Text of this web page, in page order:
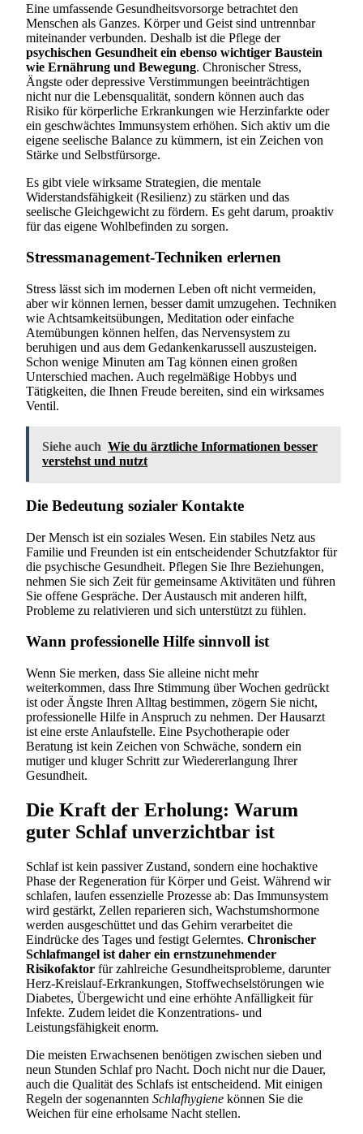
Eine umfassende Gesundheitsvorsorge betrachtet den
Menschen als Ganzes. Körper und Geist sind untrennbar
miteinander verbunden. Deshalb ist die Pflege der
psychischen Gesundheit ein ebenso wichtiger Baustein
wie Ernährung und Bewegung. Chronischer Stress,
Ängste oder depressive Verstimmungen beeinträchtigen
nicht nur die Lebensqualität, sondern können auch das
Risiko für körperliche Erkrankungen wie Herzinfarkte oder
ein geschwächtes Immunsystem erhöhen. Sich aktiv um die
eigene seelische Balance zu kümmern, ist ein Zeichen von
Stärke und Selbstfürsorge.
Es gibt viele wirksame Strategien, die mentale
Widerstandsfähigkeit (Resilienz) zu stärken und das
seelische Gleichgewicht zu fördern. Es geht darum, proaktiv
für das eigene Wohlbefinden zu sorgen.
Stressmanagement-Techniken erlernen
Stress lässt sich im modernen Leben oft nicht vermeiden,
aber wir können lernen, besser damit umzugehen. Techniken
wie Achtsamkeitsübungen, Meditation oder einfache
Atemübungen können helfen, das Nervensystem zu
beruhigen und aus dem Gedankenkarussell auszusteigen.
Schon wenige Minuten am Tag können einen großen
Unterschied machen. Auch regelmäßige Hobbys und
Tätigkeiten, die Ihnen Freude bereiten, sind ein wirksames
Ventil.
Siehe auch Wie du ärztliche Informationen besser
verstehst und nutzt
Die Bedeutung sozialer Kontakte
Der Mensch ist ein soziales Wesen. Ein stabiles Netz aus
Familie und Freunden ist ein entscheidender Schutzfaktor für
die psychische Gesundheit. Pflegen Sie Ihre Beziehungen,
nehmen Sie sich Zeit für gemeinsame Aktivitäten und führen
Sie offene Gespräche. Der Austausch mit anderen hilft,
Probleme zu relativieren und sich unterstützt zu fühlen.
Wann professionelle Hilfe sinnvoll ist
Wenn Sie merken, dass Sie alleine nicht mehr
weiterkommen, dass Ihre Stimmung über Wochen gedrückt
ist oder Ängste Ihren Alltag bestimmen, zögern Sie nicht,
professionelle Hilfe in Anspruch zu nehmen. Der Hausarzt
ist eine erste Anlaufstelle. Eine Psychotherapie oder
Beratung ist kein Zeichen von Schwäche, sondern ein
mutiger und kluger Schritt zur Wiedererlangung Ihrer
Gesundheit.
Die Kraft der Erholung: Warum
guter Schlaf unverzichtbar ist
Schlaf ist kein passiver Zustand, sondern eine hochaktive
Phase der Regeneration für Körper und Geist. Während wir
schlafen, laufen essenzielle Prozesse ab: Das Immunsystem
wird gestärkt, Zellen reparieren sich, Wachstumshormone
werden ausgeschüttet und das Gehirn verarbeitet die
Eindrücke des Tages und festigt Gelerntes. Chronischer
Schlafmangel ist daher ein ernstzunehmender
Risikofaktor für zahlreiche Gesundheitsprobleme, darunter
Herz-Kreislauf-Erkrankungen, Stoffwechselstörungen wie
Diabetes, Übergewicht und eine erhöhte Anfälligkeit für
Infekte. Zudem leidet die Konzentrations- und
Leistungsfähigkeit enorm.
Die meisten Erwachsenen benötigen zwischen sieben und
neun Stunden Schlaf pro Nacht. Doch nicht nur die Dauer,
auch die Qualität des Schlafs ist entscheidend. Mit einigen
Regeln der sogenannten Schlafhygiene können Sie die
Weichen für eine erholsame Nacht stellen.